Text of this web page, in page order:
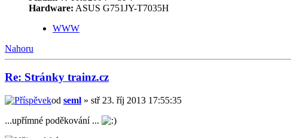
Hardware: ASUS G751JY-T7035H
WWW
Nahoru
Re: Stránky trainz.cz
od seml » stř 23. říj 2013 17:55:35
...upřímné poděkování ...